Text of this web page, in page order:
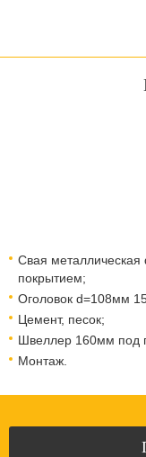
Свая
покрытием;
Оголовок d=108мм
Цемент, песок;
Швеллер 160мм под
Монтаж.